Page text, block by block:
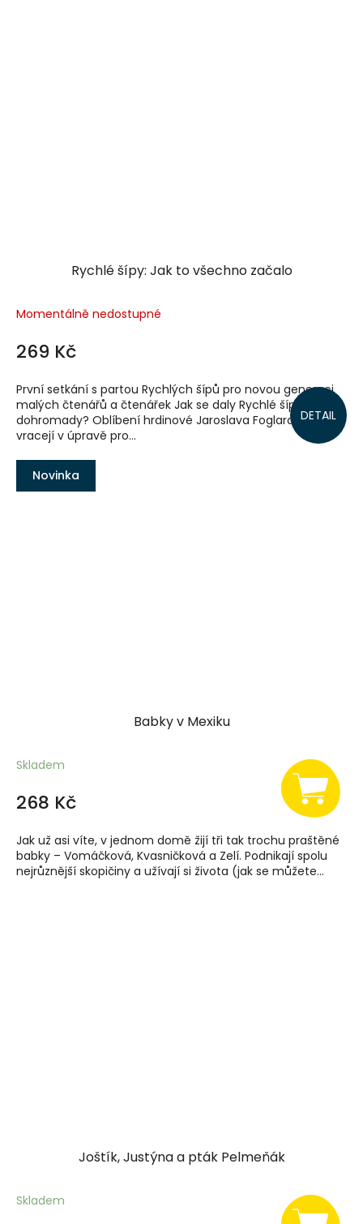
Rychlé šípy: Jak to všechno začalo
Momentálně nedostupné
269 Kč
DETAIL
První setkání s partou Rychlých šípů pro novou generaci
malých čtenářů a čtenářek Jak se daly Rychlé šípy
dohromady? Oblíbení hrdinové Jaroslava Foglara se
vracejí v úpravě pro...
Novinka
Babky v Mexiku
Skladem
268 Kč
Jak už asi víte, v jednom domě žijí tři tak trochu praštěné
babky – Vomáčková, Kvasničková a Zelí. Podnikají spolu
nejrůznější skopičiny a užívají si života (jak se můžete...
Joštík, Justýna a pták Pelmeňák
Skladem